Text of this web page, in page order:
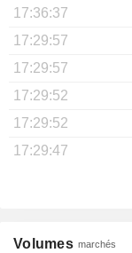
Volumes marchés
17:36:37
17:29:57
17:29:57
17:29:52
17:29:52
17:29:47